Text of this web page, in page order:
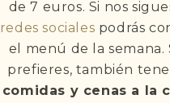
de 7 euros. Si nos
redes sociales podrás
el menú de la semana.
prefieres, también
comidas y cenas a la